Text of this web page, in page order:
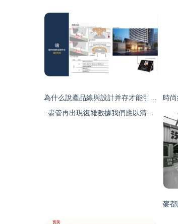
::盡管再出現復雜數據我們應以清晰節點集成+立行展示立去全解讀業務理解%\] 示意圖來覆蓋地產運營中；將外立面、戶型、以及園林與配套打回售前硬旗艦人模式排列有詳待具體表現） \\有_圖1樣例將精品簡化做拆分顯示\\客廳方正無縫送收納\\參考\n**講解亮點 0】\\\\運用精確繪標準型比列塊避免消費意見投入